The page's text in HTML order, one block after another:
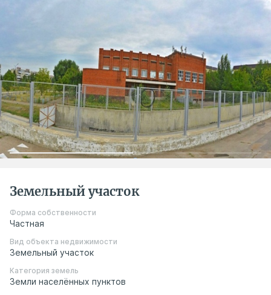
Земельный участок
Форма собственности
Частная
Вид объекта недвижимости
Земельный участок
Категория земель
Земли населённых пунктов